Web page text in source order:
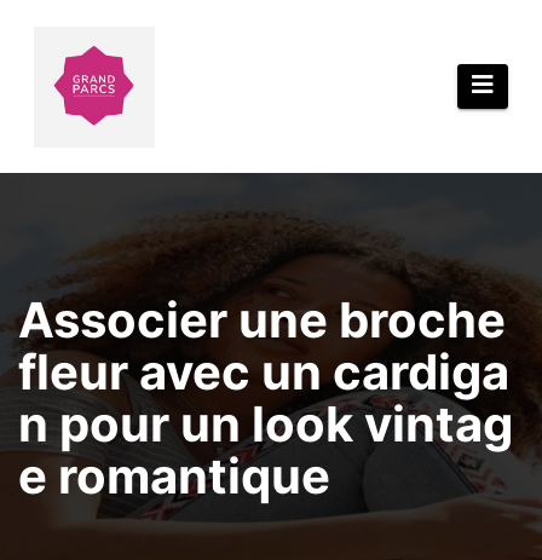
Associer une broche
fleur avec un cardiga
n pour un look vintag
e romantique